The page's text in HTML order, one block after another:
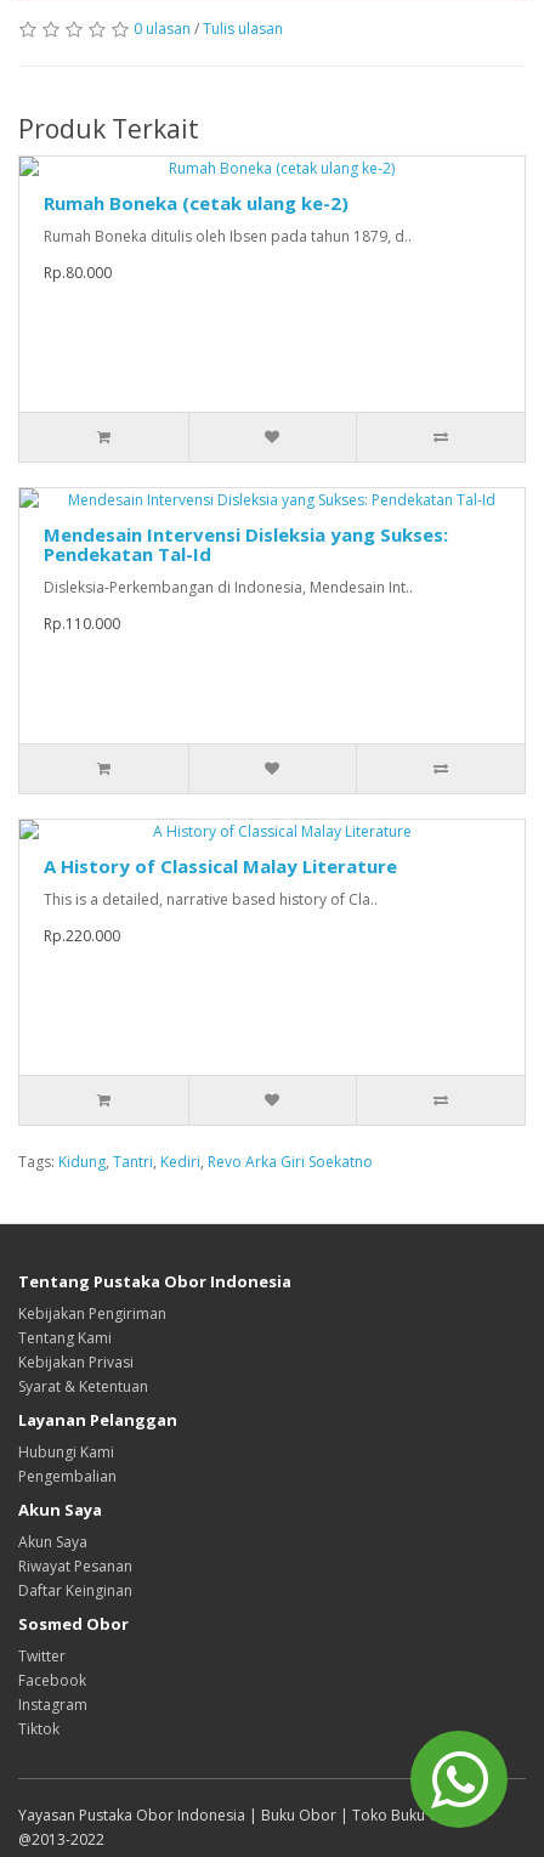
0 ulasan /Tulis ulasan
Produk Terkait
Rumah Boneka (cetak ulang ke-2)
Rumah Boneka ditulis oleh Ibsen pada tahun 1879, d..
Rp.80.000
Mendesain Intervensi Disleksia yang Sukses:
Pendekatan Tal-Id
Disleksia-Perkembangan di Indonesia, Mendesain Int..
Rp.110.000
A History of Classical Malay Literature
This is a detailed, narrative based history of Cla..
Rp.220.000
Tags: Kidung, Tantri, Kediri, Revo Arka Giri Soekatno
Tentang Pustaka Obor Indonesia
Kebijakan Pengiriman
Tentang Kami
Kebijakan Privasi
Syarat & Ketentuan
Layanan Pelanggan
Hubungi Kami
Pengembalian
Akun Saya
Akun Saya
Riwayat Pesanan
Daftar Keinginan
Sosmed Obor
Twitter
Facebook
Instagram
Tiktok
Yayasan Pustaka Obor Indonesia | Buku Obor | Toko Buku Online
@2013-2022